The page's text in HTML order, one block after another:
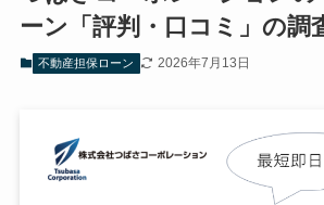
ーン「評判・口コミ」の調
不動産担保ローン 2026年7月13日